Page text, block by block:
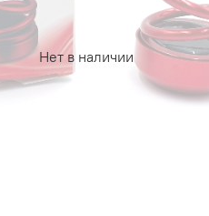
Нет в наличии